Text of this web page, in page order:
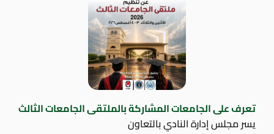
تعرف على الجامعات المشاركة بالملتقى الجامعات الثالث
يسر مجلس إدارة النادي بالتعاون